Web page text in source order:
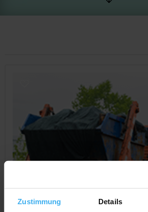
Zustimmung Details